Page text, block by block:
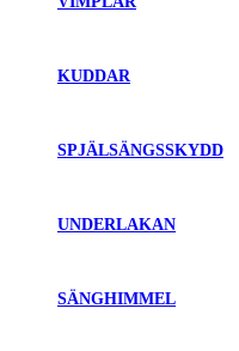
KUDDAR
SPJÄLSÄNGSSKYDD
UNDERLAKAN
SÄNGHIMMEL